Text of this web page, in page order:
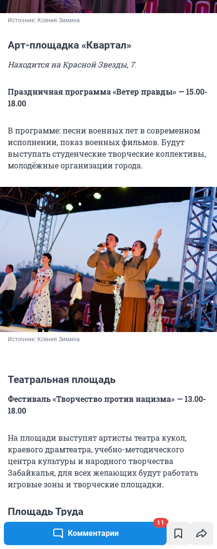
Комментарии
11
Источник: Ксения Зимина
Арт-площадка «Квартал»
Находится на Красной Звезды, 7.
Праздничная программа «Ветер правды» — 15.00-
18.00
В программе: песни военных лет в современном
исполнении, показ военных фильмов. Будут
выступать студенческие творческие коллективы,
молодёжные организации города.
Источник: Ксения Зимина
Театральная площадь
Фестиваль «Творчество против нацизма» — 13.00-
18.00
На площади выступят артисты театра кукол,
краевого драмтеатра, учебно-методического
центра культуры и народного творчества
Забайкалья, для всех желающих будут работать
игровые зоны и творческие площадки.
Площадь Труда
Праздничный концерт «За нами Победа!» — 12.00-
15.00